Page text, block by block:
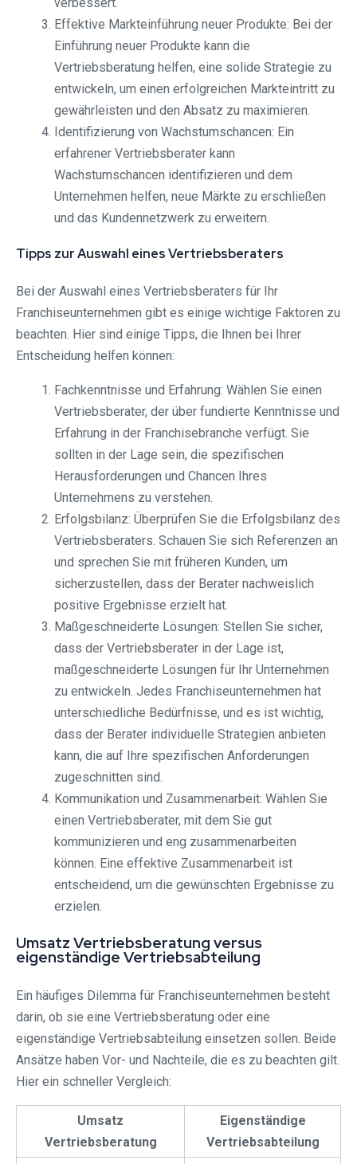
Effektive Markteinführung neuer Produkte: Bei der
Einführung neuer Produkte kann die
Vertriebsberatung helfen, eine solide Strategie zu
entwickeln, um einen erfolgreichen Markteintritt zu
gewährleisten und den Absatz zu maximieren.
Identifizierung von Wachstumschancen: Ein
erfahrener Vertriebsberater kann
Wachstumschancen identifizieren und dem
Unternehmen helfen, neue Märkte zu erschließen
und das Kundennetzwerk zu erweitern.
Tipps zur Auswahl eines Vertriebsberaters
Bei der Auswahl eines Vertriebsberaters für Ihr
Franchiseunternehmen gibt es einige wichtige Faktoren zu
beachten. Hier sind einige Tipps, die Ihnen bei Ihrer
Entscheidung helfen können:
Fachkenntnisse und Erfahrung: Wählen Sie einen
Vertriebsberater, der über fundierte Kenntnisse und
Erfahrung in der Franchisebranche verfügt. Sie
sollten in der Lage sein, die spezifischen
Herausforderungen und Chancen Ihres
Unternehmens zu verstehen.
Erfolgsbilanz: Überprüfen Sie die Erfolgsbilanz des
Vertriebsberaters. Schauen Sie sich Referenzen an
und sprechen Sie mit früheren Kunden, um
sicherzustellen, dass der Berater nachweislich
positive Ergebnisse erzielt hat.
Maßgeschneiderte Lösungen: Stellen Sie sicher,
dass der Vertriebsberater in der Lage ist,
maßgeschneiderte Lösungen für Ihr Unternehmen
zu entwickeln. Jedes Franchiseunternehmen hat
unterschiedliche Bedürfnisse, und es ist wichtig,
dass der Berater individuelle Strategien anbieten
kann, die auf Ihre spezifischen Anforderungen
zugeschnitten sind.
Kommunikation und Zusammenarbeit: Wählen Sie
einen Vertriebsberater, mit dem Sie gut
kommunizieren und eng zusammenarbeiten
können. Eine effektive Zusammenarbeit ist
entscheidend, um die gewünschten Ergebnisse zu
erzielen.
Umsatz Vertriebsberatung versus
eigenständige Vertriebsabteilung
Ein häufiges Dilemma für Franchiseunternehmen besteht
darin, ob sie eine Vertriebsberatung oder eine
eigenständige Vertriebsabteilung einsetzen sollen. Beide
Ansätze haben Vor- und Nachteile, die es zu beachten gilt.
Hier ein schneller Vergleich:
Umsatz
Vertriebsberatung
Eigenständige
Vertriebsabteilung